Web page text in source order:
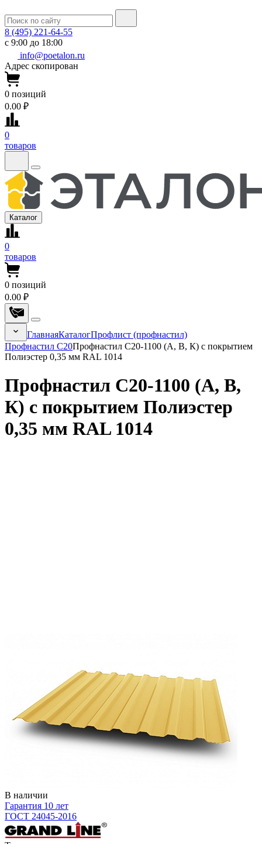
8 (495) 221-64-55
с 9:00 до 18:00
info@poetalon.ru
Адрес скопирован
0 позиций
0.00 ₽
0
товаров
Каталог
0
товаров
0 позиций
0.00 ₽
ГлавнаяКаталогПрофлист (профнастил)
Профнастил С20Профнастил С20-1100 (А, В, К) с покрытием
Полиэстер 0,35 мм RAL 1014
Профнастил С20-1100 (А, В,
К) с покрытием Полиэстер
0,35 мм RAL 1014
В наличии
Гарантия 10 лет
ГОСТ 24045-2016